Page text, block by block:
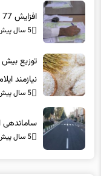
افزایش 77 درصدی صدور گواهینامه رانندگی در ایلام
5 سال پیش
نیازمند
5 سال پیش
ساماندهی
5 سال پیش